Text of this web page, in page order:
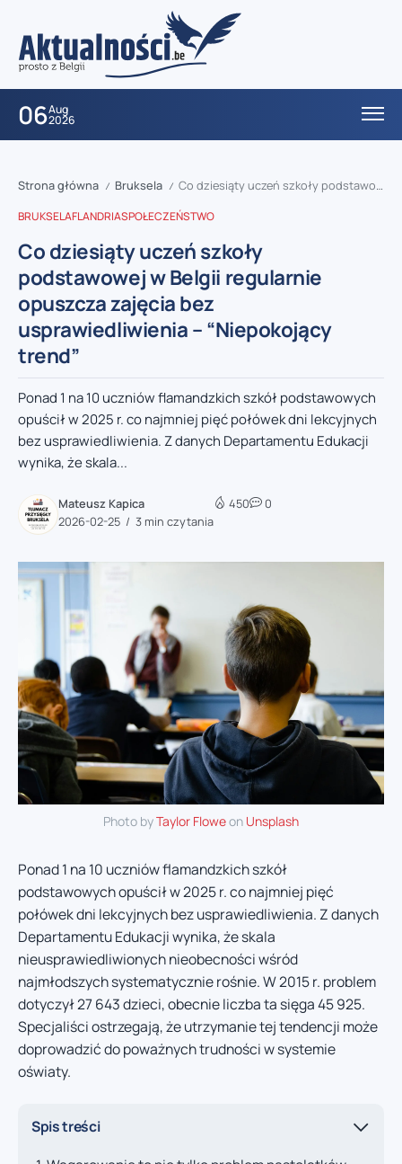
06Aug
2026
Strona główna / Bruksela / Co dziesiąty uczeń szkoły podstawowej w Belgii regularnie opuszcza zajęcia bez usprawiedliwienia – “Niepokojący trend”
BRUKSELAFLANDRIASPOŁECZEŃSTWO
Co dziesiąty uczeń szkoły
podstawowej w Belgii regularnie
opuszcza zajęcia bez
usprawiedliwienia – “Niepokojący
trend”
Ponad 1 na 10 uczniów flamandzkich szkół podstawowych
opuścił w 2025 r. co najmniej pięć połówek dni lekcyjnych
bez usprawiedliwienia. Z danych Departamentu Edukacji
wynika, że skala...
Mateusz Kapica
2026-02-25
3 min czytania
450 0
Photo byTaylor Floweon Unsplash
Ponad 1 na 10 uczniów flamandzkich szkół
podstawowych opuścił w 2025 r. co najmniej pięć
połówek dni lekcyjnych bez usprawiedliwienia. Z danych
Departamentu Edukacji wynika, że skala
nieusprawiedliwionych nieobecności wśród
najmłodszych systematycznie rośnie. W 2015 r. problem
dotyczył 27 643 dzieci, obecnie liczba ta sięga 45 925.
Specjaliści ostrzegają, że utrzymanie tej tendencji może
doprowadzić do poważnych trudności w systemie
oświaty.
Spis treści